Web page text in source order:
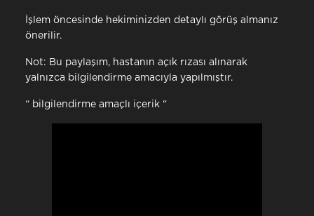
İşlem öncesinde hekiminizden detaylı görüş almanız
önerilir.
Not: Bu paylaşım, hastanın açık rızası alınarak
yalnızca bilgilendirme amacıyla yapılmıştır.
“ bilgilendirme amaçlı içerik “